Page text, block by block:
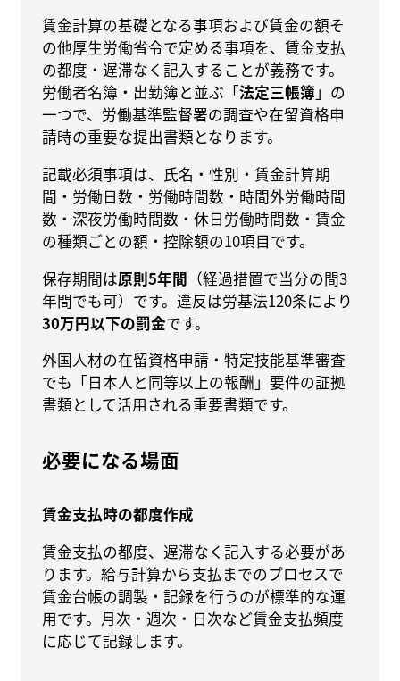
賃金計算の基礎となる事項および賃金の額そ
の他厚生労働省令で定める事項を、賃金支払
の都度・遅滞なく記入することが義務です。
労働者名簿・出勤簿と並ぶ「法定三帳簿 」の
一つで、労働基準監督署の調査や在留資格申
請時の重要な提出書類となります。
記載必須事項は、氏名・性別・賃金計算期
間・労働日数・労働時間数・時間外労働時間
数・深夜労働時間数・休日労働時間数・賃金
の種類ごとの額・控除額の10項目です。
保存期間は原則5年間 （経過措置で当分の間3
年間でも可）です。違反は労基法120条により
30万円以下の罰金です。
外国人材の在留資格申請・特定技能基準審査
でも「日本人と同等以上の報酬」要件の証拠
書類として活用される重要書類です。
必要になる場面
賃金支払時の都度作成
賃金支払の都度、遅滞なく記入する必要があ
ります。給与計算から支払までのプロセスで
賃金台帳の調製・記録を行うのが標準的な運
用です。月次・週次・日次など賃金支払頻度
に応じて記録します。